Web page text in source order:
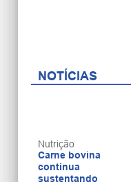
NOTÍCIAS
Nutrição
Carne bovina
continua
sustentando